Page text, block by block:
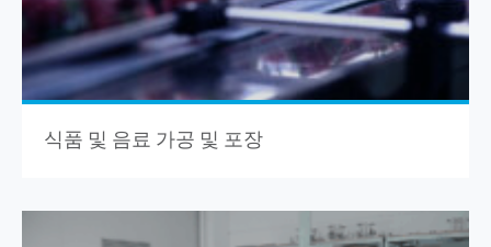
식품 및 음료 가공 및 포장